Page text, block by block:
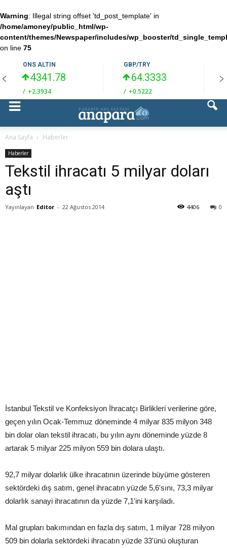
Warning: Illegal string offset 'td_post_template' in
/home/amoney/public_html/wp-
content/themes/Newspaper/includes/wp_booster/
on line 75
ONS ALTIN
4341.78
/ +2.3934
GBP/TRY
64.3333
/ +0.5222
Ana Sayfa Haberler
Haberler
Tekstil ihracatı 5 milyar doları
aştı
Yayınlayan Editor - 22 Ağustos 2014 0
4406
İstanbul Tekstil ve Konfeksiyon İhracatçı Birlikleri verilerine göre,
geçen yılın Ocak-Temmuz döneminde 4 milyar 835 milyon 348
bin dolar olan tekstil ihracatı, bu yılın aynı döneminde yüzde 8
artarak 5 milyar 225 milyon 559 bin dolara ulaştı.
92,7 milyar dolarlık ülke ihracatının üzerinde büyüme gösteren
sektördeki dış satım, genel ihracatın yüzde 5,6'sını, 73,3 milyar
dolarlık sanayi ihracatının da yüzde 7,1'ini karşıladı.
Mal grupları bakımından en fazla dış satım, 1 milyar 728 milyon
509 bin dolarla sektördeki ihracatın yüzde 33'ünü oluşturan